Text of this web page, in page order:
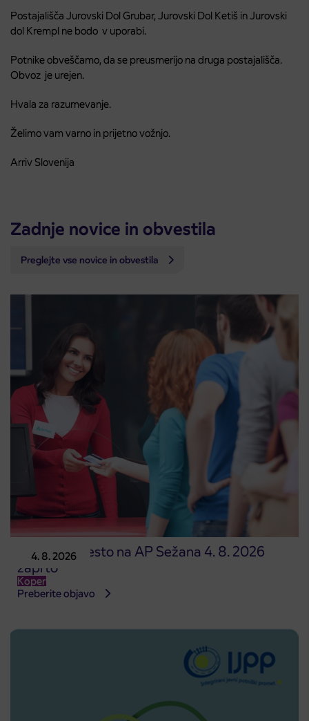
Postajališča Jurovski Dol Grubar, Jurovski Dol Ketiš in Jurovski
dol Krempl ne bodo v uporabi.
Potnike obveščamo, da se preusmerijo na druga postajališča.
Obvoz je urejen.
Hvala za razumevanje.
Želimo vam varno in prijetno vožnjo.
Arriv Slovenija
Zadnje novice in obvestila
Preglejte vse novice in obvestila
4. 8. 2026
Prodajno mesto na AP Sežana 4. 8. 2026
zaprto
Koper
Preberite objavo